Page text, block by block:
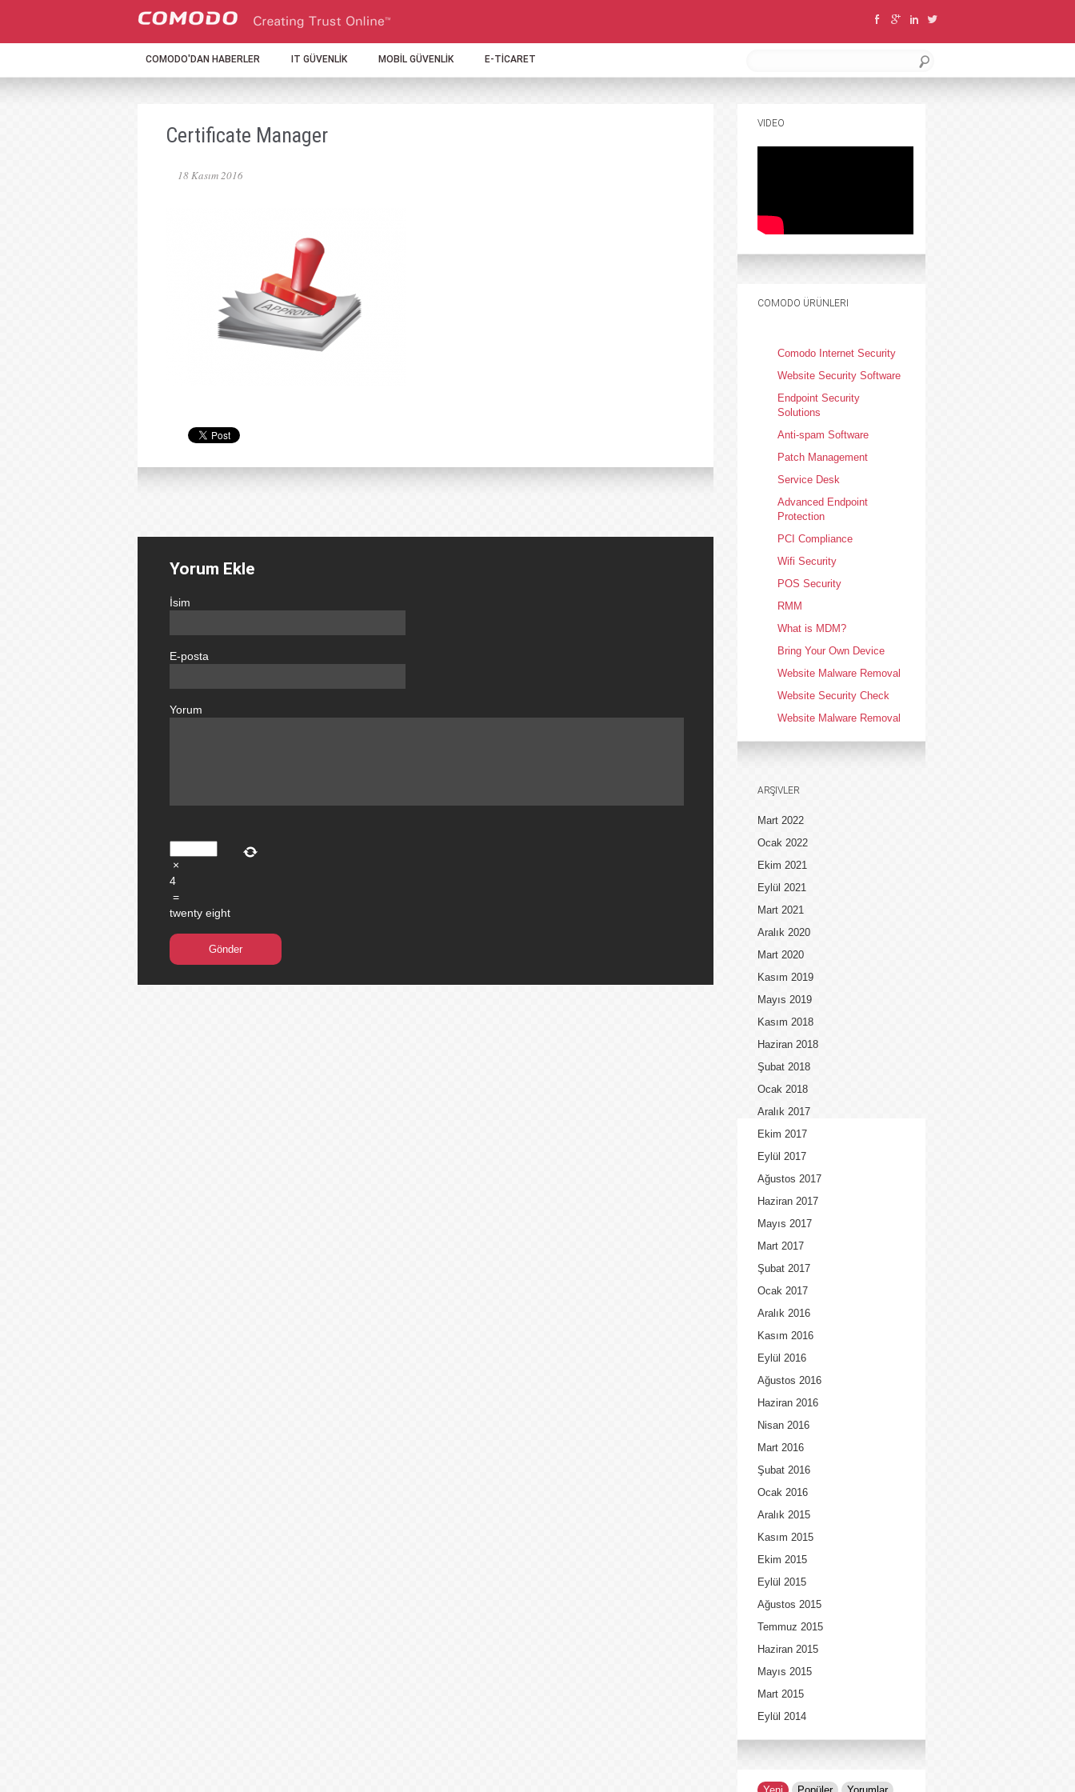
COMODO'DAN HABERLER IT GÜVENLİK MOBİL GÜVENLİK E-TİCARET
Certificate Manager
18 Kasım 2016
Yorum Ekle
İsim
E-posta
Yorum
×
4
=
twenty eight
VIDEO
COMODO ÜRÜNLERI
Comodo Internet Security
Website Security Software
Endpoint Security
Solutions
Anti-spam Software
Patch Management
Service Desk
Advanced Endpoint
Protection
PCI Compliance
Wifi Security
POS Security
RMM
What is MDM?
Bring Your Own Device
Website Malware Removal
Website Security Check
Website Malware Removal
ARŞIVLER
Mart 2022
Ocak 2022
Ekim 2021
Eylül 2021
Mart 2021
Aralık 2020
Mart 2020
Kasım 2019
Mayıs 2019
Kasım 2018
Haziran 2018
Şubat 2018
Ocak 2018
Aralık 2017
Ekim 2017
Eylül 2017
Ağustos 2017
Haziran 2017
Mayıs 2017
Mart 2017
Şubat 2017
Ocak 2017
Aralık 2016
Kasım 2016
Eylül 2016
Ağustos 2016
Haziran 2016
Nisan 2016
Mart 2016
Şubat 2016
Ocak 2016
Aralık 2015
Kasım 2015
Ekim 2015
Eylül 2015
Ağustos 2015
Temmuz 2015
Haziran 2015
Mayıs 2015
Mart 2015
Eylül 2014